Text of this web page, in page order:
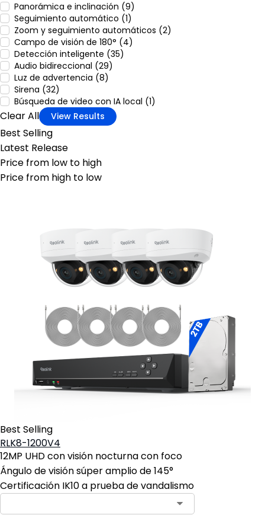
Panorámica e inclinación (9)
Seguimiento automático (1)
Zoom y seguimiento automáticos (2)
Campo de visión de 180° (4)
Detección inteligente (35)
Audio bidireccional (29)
Luz de advertencia (8)
Sirena (32)
Búsqueda de video con IA local (1)
Clear All View Results
Best Selling
Latest Release
Price from low to high
Price from high to low
Best Selling
RLK8-1200V4
12MP UHD con visión nocturna con foco
Ángulo de visión súper amplio de 145°
Certificación IK10 a prueba de vandalismo